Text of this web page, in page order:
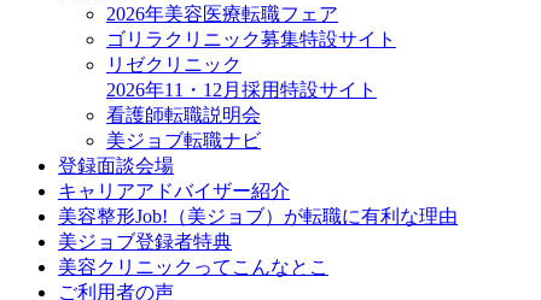
2026年美容医療転職フェア
ゴリラクリニック募集特設サイト
リゼクリニック
2026年11・12月採用特設サイト
看護師転職説明会
美ジョブ転職ナビ
登録面談会場
キャリアアドバイザー紹介
美容整形Job!（美ジョブ）が転職に有利な理由
美ジョブ登録者特典
美容クリニックってこんなとこ
ご利用者の声